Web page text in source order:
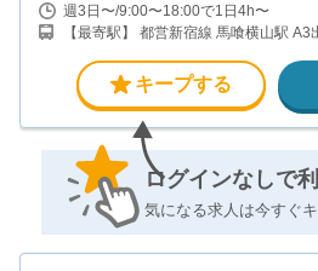
週3日〜/9:00〜18:00で1日4h〜
【最寄駅】 都営新宿線 馬喰横山駅
歩6分 JR総武快速線 馬喰町駅 1番出口
キープする
ログインなしで
気になる求人は今すぐキ